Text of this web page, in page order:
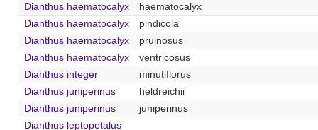
Dianthus haematocalyx
haematocalyx
Dianthus haematocalyx
pindicola
Dianthus haematocalyx
pruinosus
Dianthus haematocalyx
ventricosus
Dianthus integer
minutiflorus
Dianthus juniperinus
heldreichii
Dianthus juniperinus
juniperinus
Dianthus leptopetalus